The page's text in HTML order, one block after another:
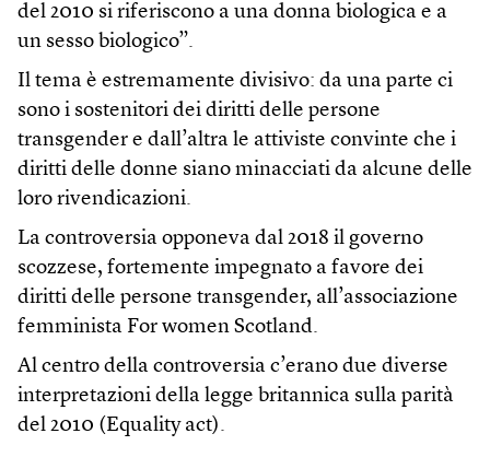
del 2010 si riferiscono a una donna biologica e a
un sesso biologico”.
Il tema è estremamente divisivo: da una parte ci
sono i sostenitori dei diritti delle persone
transgender e dall’altra le attiviste convinte che i
diritti delle donne siano minacciati da alcune delle
loro rivendicazioni.
La controversia opponeva dal 2018 il governo
scozzese, fortemente impegnato a favore dei
diritti delle persone transgender, all’associazione
femminista For women Scotland.
Al centro della controversia c’erano due diverse
interpretazioni della legge britannica sulla parità
del 2010 (Equality act).